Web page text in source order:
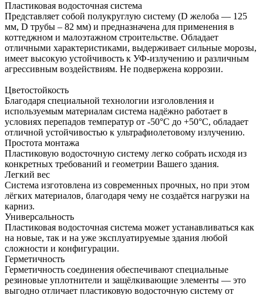
Пластиковая водосточная система
Представляет собой полукруглую систему (D желоба — 125
мм, D трубы – 82 мм) и предназначена для применения в
коттеджном и малоэтажном строительстве. Обладает
отличными характеристиками, выдерживает сильные морозы,
имеет высокую устойчивость к УФ-излучению и различным
агрессивным воздействиям. Не подвержена коррозии.
Цветостойкость
Благодаря специальной технологии изголовления и
используемым материалам система надёжно работает в
условиях перепадов температур от -50°С до +50°С, обладает
отличной устойчивостью к ультрафиолетовому излучению.
Простота монтажа
Пластиковую водосточную систему легко собрать исходя из
конкретных требований и геометрии Вашего здания.
Легкий вес
Система изготовлена из современных прочных, но при этом
лёгких материалов, благодаря чему не создаётся нагрузки на
карниз.
Универсальность
Пластиковая водосточная система может устанавливаться как
на новые, так и на уже эксплуатируемые здания любой
сложности и конфигурации.
Герметичность
Герметичность соединения обеспечивают специальные
резиновые уплотнители и защёлкивающие элементы — это
выгодно отличает пластиковую водосточную систему от